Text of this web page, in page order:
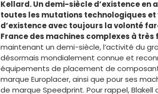
Kellard. Un demi-siècle d’existence
toutes les mutations technologiques
d’existence avec toujours la volonté
France des machines complexes à
maintenant un demi-siècle, l’activité du
désormais mondialement connue et
équipements de placement de
marque Europlacer, ainsi que pour ses
de marque Speedprint. Pour rappel, Blakell